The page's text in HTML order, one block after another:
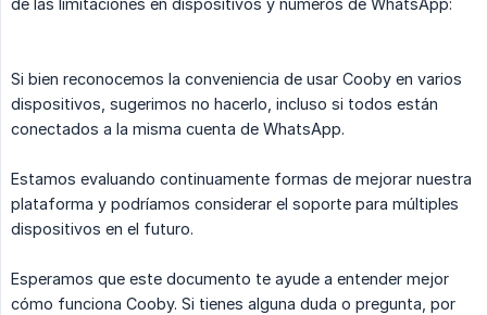
de las limitaciones en dispositivos y números de WhatsApp:
Si bien reconocemos la conveniencia de usar Cooby en varios
dispositivos, sugerimos no hacerlo, incluso si todos están
conectados a la misma cuenta de WhatsApp.
Estamos evaluando continuamente formas de mejorar nuestra
plataforma y podríamos considerar el soporte para múltiples
dispositivos en el futuro.
Esperamos que este documento te ayude a entender mejor
cómo funciona Cooby. Si tienes alguna duda o pregunta, por